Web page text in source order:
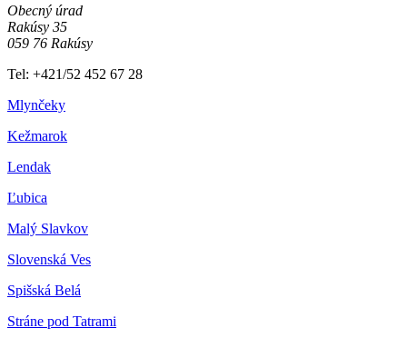
Obecný úrad
Rakúsy 35
059 76 Rakúsy
Tel: +421/52 452 67 28
Mlynčeky
Kežmarok
Lendak
Ľubica
Malý Slavkov
Slovenská Ves
Spišská Belá
Stráne pod Tatrami